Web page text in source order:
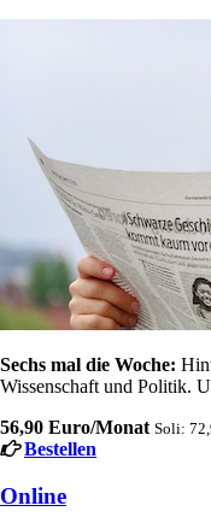
Sechs mal die Woche:
Wissenschaft und Politik.
56,90 Euro/Monat Soli:
Bestellen
Online